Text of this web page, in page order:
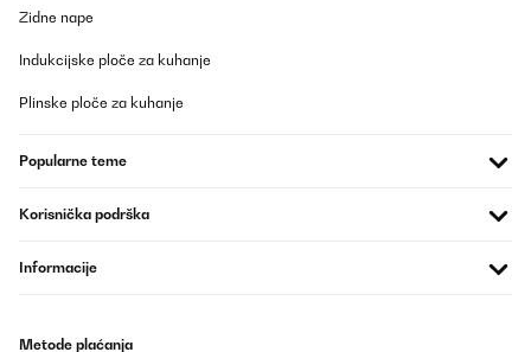
Gebläse ist recht kräftig, aber nicht zu laut. Es gibt auch einen
eine Bereicherung im Salon.
Amazon-Benutzer
Der Artikel wird komplett geliefert und so kann es also sofort los
gehen. Er wärmt schnell und zuverlässig und es lassen sich
das schöne Licht, aber halt keine Wärme.Es schaut dabei sehr
Zidne nape
Indukcijske ploče za kuhanje
Plinske ploče za kuhanje
Popularne teme
Korisnička podrška
Informacije
Metode plaćanja